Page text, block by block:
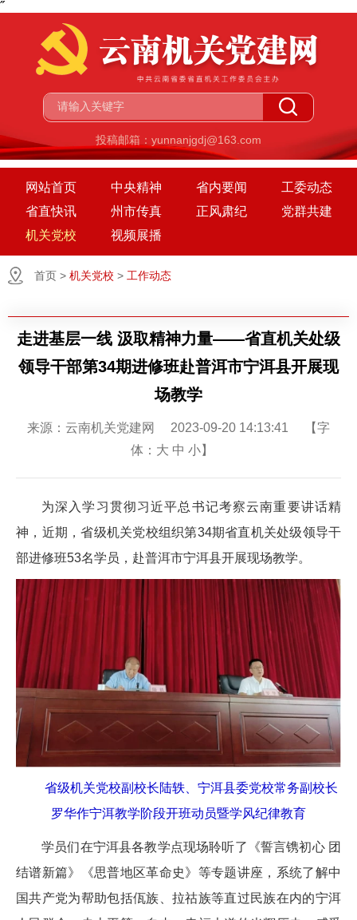
˝
投稿邮箱：yunnanjgdj@163.com
网站首页 中央精神 省内要闻
工委动态
省直快讯
州市传真 正风肃纪
党群共建
机关党校
视频展播
首页 > 机关党校 > 工作动态
走进基层一线 汲取精神力量——省直机关处级
领导干部第34期进修班赴普洱市宁洱县开展现
场教学
来源：云南机关党建网 2023-09-20 14:13:41 【字
体： 大 中 小】
为深入学习贯彻习近平总书记考察云南重要讲话精
神，近期，省级机关党校组织第34期省直机关处级领导干
部进修班53名学员，赴普洱市宁洱县开展现场教学。
省级机关党校副校长陆轶、宁洱县委党校常务副校长
罗华作宁洱教学阶段开班动员暨学风纪律教育
学员们在宁洱县各教学点现场聆听了《誓言镌初心 团
结谱新篇》《思普地区革命史》等专题讲座，系统了解中
国共产党为帮助包括佤族、拉祜族等直过民族在内的宁洱